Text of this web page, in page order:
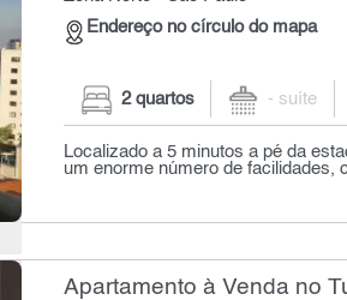
Endereço no círculo do mapa
2 quartos - suíte
Localizado a 5 minutos a pé da
um enorme número de facilidades,
Apartamento à Venda no